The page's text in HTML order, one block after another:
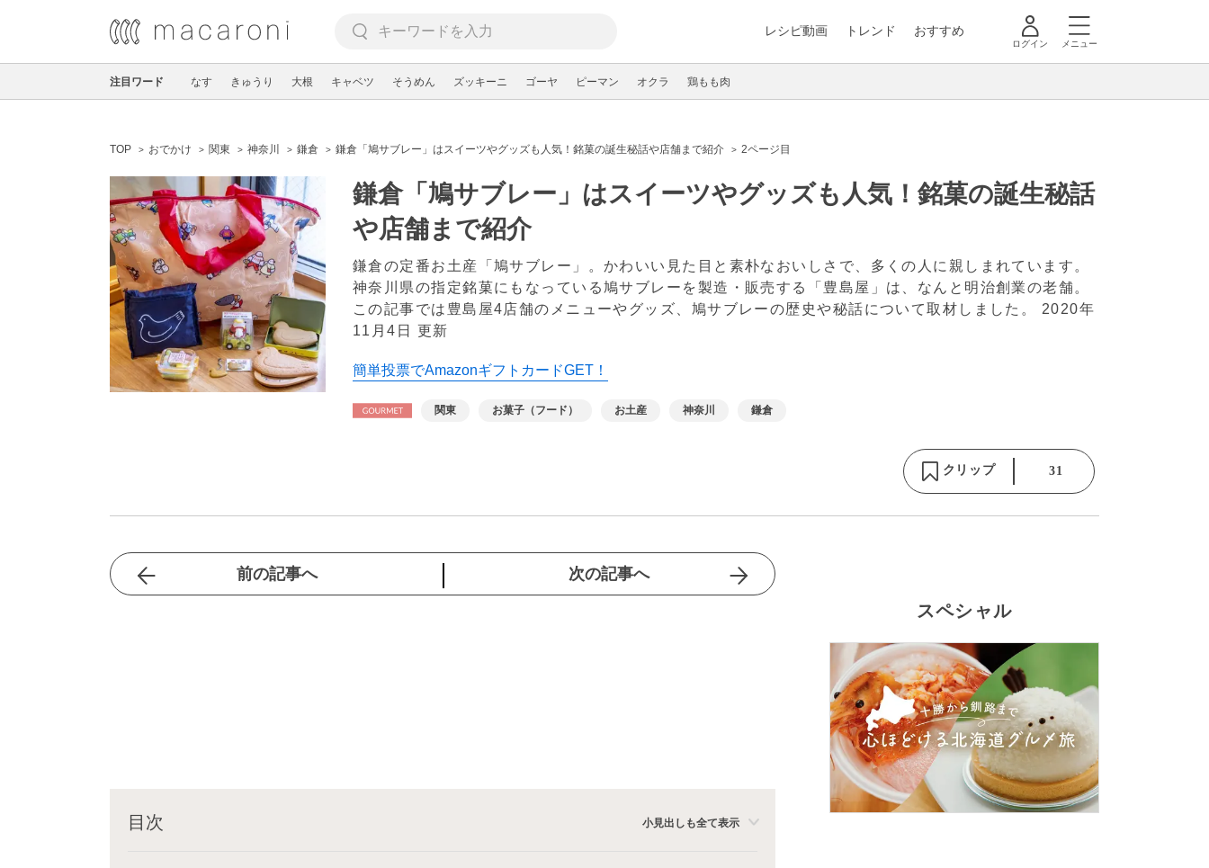
レシピ動画 トレンド おすすめ
ログイン メニュー
注目ワード なす きゅうり 大根 キャベツ そうめん ズッキーニ ゴーヤ ピーマン オクラ 鶏もも肉
TOP おでかけ 関東 神奈川 鎌倉 鎌倉「鳩サブレー」はスイーツやグッズも人気！銘菓の誕生秘話や店舗まで紹介 2ページ目
鎌倉「鳩サブレー」はスイーツやグッズも人気！銘菓の誕生秘話
や店舗まで紹介
鎌倉の定番お土産「鳩サブレー」。かわいい見た目と素朴なおいしさで、多くの人に親しまれています。
神奈川県の指定銘菓にもなっている鳩サブレーを製造・販売する「豊島屋」は、なんと明治創業の老舗。
この記事では豊島屋4店舗のメニューやグッズ、鳩サブレーの歴史や秘話について取材しました。 2020年
11月4日 更新
簡単投票でAmazonギフトカードGET！
関東 お菓子（フード） お土産 神奈川 鎌倉
クリップ 31
前の記事へ 次の記事へ
目次 小見出しも全て表示
スペシャル